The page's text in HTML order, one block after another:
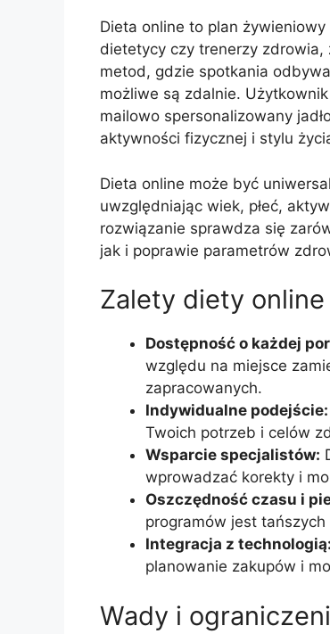
Dieta online to plan
dietetycy czy trenerzy
metod, gdzie spotkania
możliwe są zdalnie.
mailowo spersonalizowany
aktywności fizycznej i stylu
Dieta online może być
uwzględniając wiek, płeć,
rozwiązanie sprawdza się
jak i poprawie parametrów
Zalety diety online
Dostępność o każdej
względu na miejsce
zapracowanych.
Indywidualne podejście:
Twoich potrzeb i celów
Wsparcie specjalistów:
wprowadzać korekty i
Oszczędność czasu i
programów jest
Integracja z technologią:
planowanie zakupów i
Wady i